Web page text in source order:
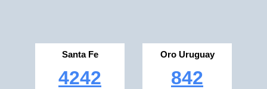
Santa Fe
4242
Oro Uruguay
842